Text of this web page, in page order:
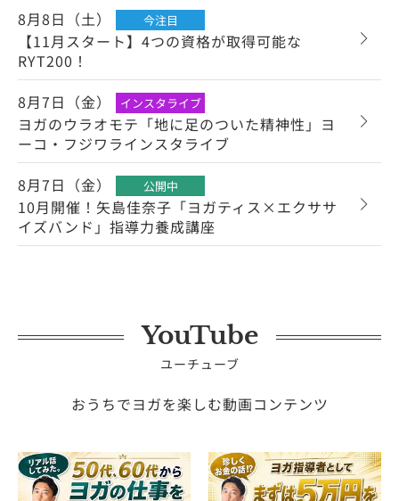
8月8日（土）
今注目
【11月スタート】4つの資格が取得可能な
RYT200！
8月7日（金）
インスタライブ
ヨガのウラオモテ「地に足のついた精神性」ヨ
ーコ・フジワラインスタライブ
8月7日（金）
公開中
10月開催！矢島佳奈子「ヨガティス×エクササ
イズバンド」指導力養成講座
YouTube
ユーチューブ
おうちでヨガを楽しむ動画コンテンツ